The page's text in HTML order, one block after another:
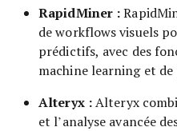
RapidMiner :
de workflows visuels
prédictifs, avec des
machine learning et
Alteryx :Alteryx
et l’analyse avancée